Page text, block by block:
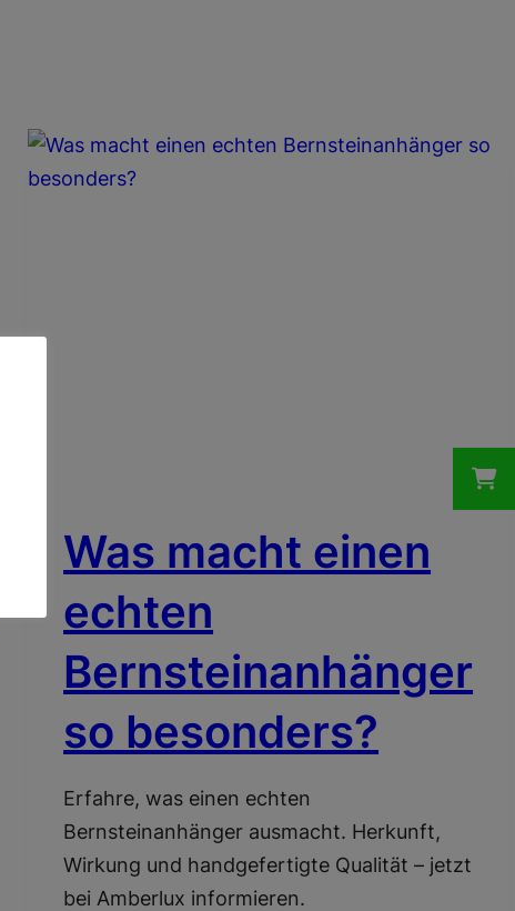
Was macht einen
echten
Bernsteinanhänger
so besonders?
Erfahre, was einen echten
Bernsteinanhänger ausmacht. Herkunft,
Wirkung und handgefertigte Qualität – jetzt
bei Amberlux informieren.